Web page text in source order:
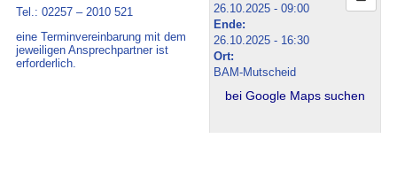
26.10.2025 - 09:00
Ende:
26.10.2025 - 16:30
Ort:
BAM-Mutscheid
bei Google Maps suchen
Tel.: 02257 – 2010 521
eine Terminvereinbarung mit dem
jeweiligen Ansprechpartner ist
erforderlich.